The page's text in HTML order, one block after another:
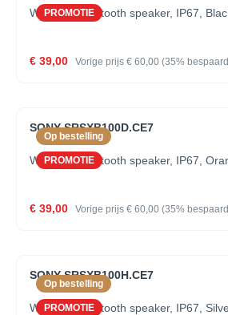
PROMOTIE
Wireless, bluetooth speaker, IP67,
€ 39,00 Vorige prijs € 60,00 (35%
Op bestelling
PROMOTIE
SONY SRSXB100D.CE7
Wireless, bluetooth speaker, IP67,
€ 39,00 Vorige prijs € 60,00 (35%
Op bestelling
PROMOTIE
SONY SRSXB100H.CE7
Wireless, bluetooth speaker, IP67,